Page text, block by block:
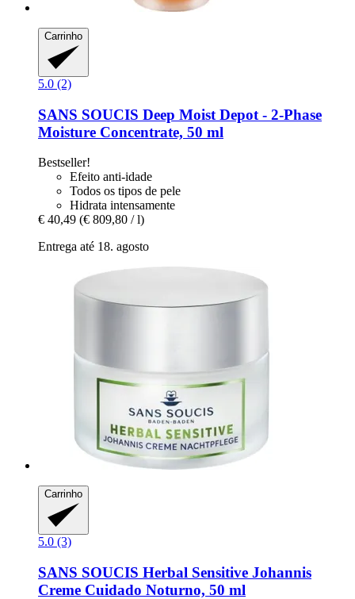
Carrinho
5.0 (2)
SANS SOUCIS Deep Moist Depot -​ 2-​Phase
Moisture Concentrate, 50 ml
Bestseller!
Efeito anti-idade
Todos os tipos de pele
Hidrata intensamente
€ 40,49 (€ 809,80 / l)
Entrega até 18. agosto
Carrinho
5.0 (3)
SANS SOUCIS Herbal Sensitive Johannis
Creme Cuidado Noturno, 50 ml